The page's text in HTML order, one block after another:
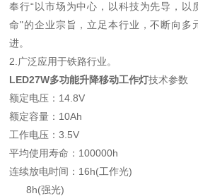
奉行“以市场为中心，以科技为先导，以
命"的企业宗旨，立足本行业，不断向多
进。
2.广泛应用于铁路行业。
LED27W多功能升降移动工作灯技术参数
额定电压：14.8V
额定容量：10Ah
工作电压：3.5V
平均使用寿命：100000h
连续放电时间：16h(工作光)
8h(强光)